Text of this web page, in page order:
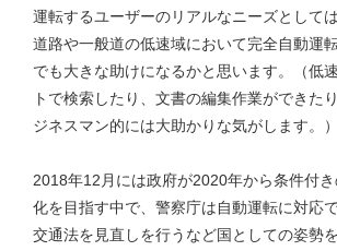
運転するユーザーのリアルなニーズとして
道路や一般道の低速域において完全自動運
でも大きな助けになるかと思います。（低
トで検索したり、文書の編集作業ができた
ジネスマン的には大助かりな気がします。）
2018年12月には政府が2020年から条件付
化を目指す中で、警察庁は自動運転に対応
交通法を見直しを行うなど国としての姿勢